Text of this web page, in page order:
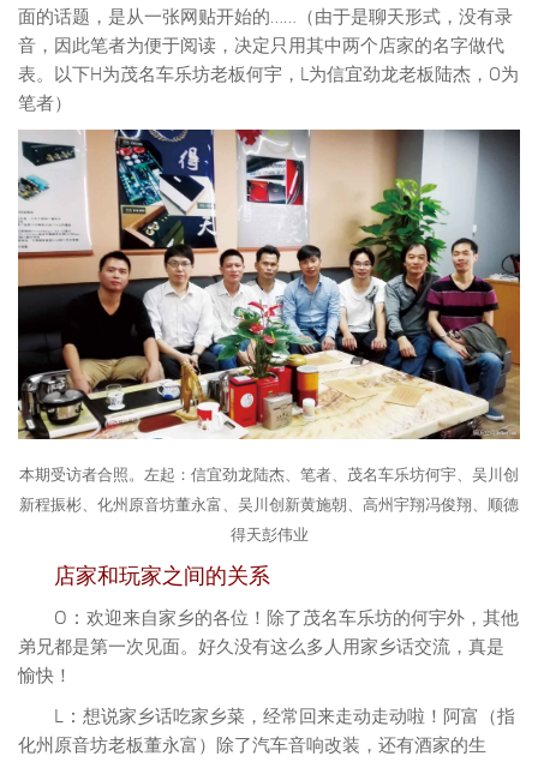
面的话题，是从一张网贴开始的……（由于是聊天形式，没有录
音，因此笔者为便于阅读，决定只用其中两个店家的名字做代
表。以下H为茂名车乐坊老板何宇，L为信宜劲龙老板陆杰，O为
笔者）
本期受访者合照。左起：信宜劲龙陆杰、笔者、茂名车乐坊何宇、吴川创
新程振彬、化州原音坊董永富、吴川创新黄施朝、高州宇翔冯俊翔、顺德
得天彭伟业
店家和玩家之间的关系
O： 欢迎来自家乡的各位！除了茂名车乐坊的何宇外，其他
弟兄都是第一次见面。好久没有这么多人用家乡话交流，真是
愉快！
L： 想说家乡话吃家乡菜，经常回来走动走动啦！阿富（指
化州原音坊老板董永富）除了汽车音响改装，还有酒家的生